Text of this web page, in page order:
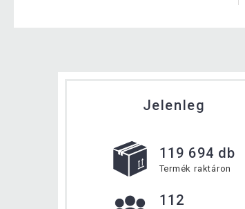
Jelenleg
119 694 db
Termék raktáron
112